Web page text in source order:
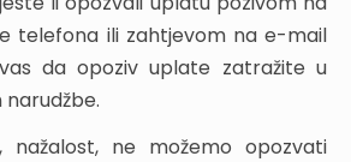
telefona ili zahtjevom na e-mail
da opoziv uplate zatražite u
narudžbe.
nažalost, ne možemo opozvati